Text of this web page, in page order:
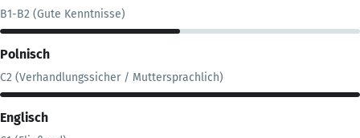
B1-B2 (Gute Kenntnisse)
Polnisch
C2 (Verhandlungssicher / Muttersprachlich)
Englisch